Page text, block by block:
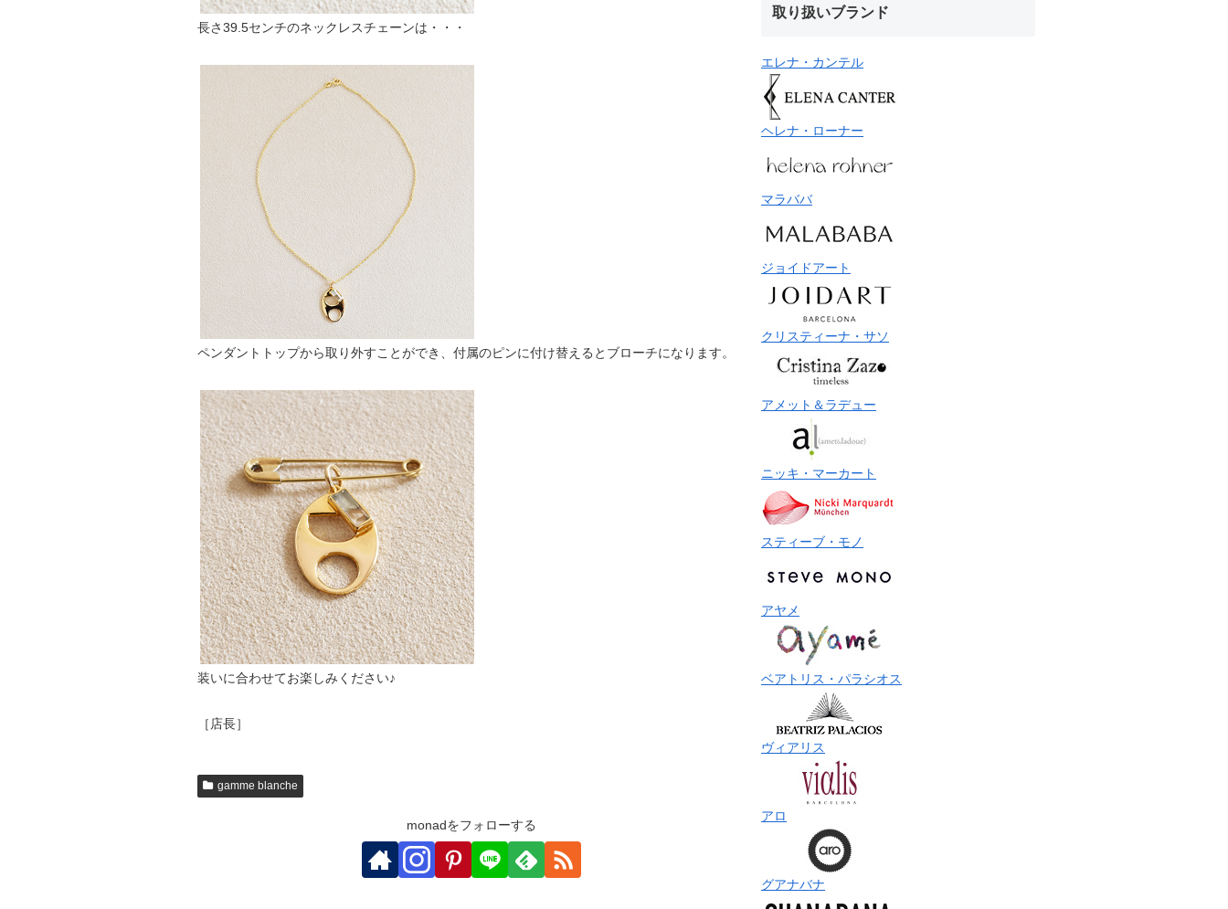
長さ39.5センチのネックレスチェーンは・・・
ペンダントトップから取り外すことができ、付属のピンに付け替えるとブローチになります。
装いに合わせてお楽しみください♪
［店長］
gamme blanche
monadをフォローする
取り扱いブランド
エレナ・カンテル
ヘレナ・ローナー
マラババ
ジョイドアート
クリスティーナ・サソ
アメット＆ラデュー
ニッキ・マーカート
スティーブ・モノ
アヤメ
ベアトリス・パラシオス
ヴィアリス
アロ
グアナバナ